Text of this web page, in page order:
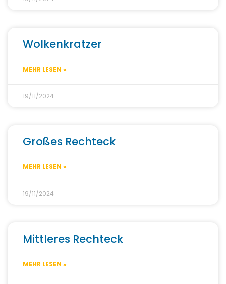
Wolkenkratzer
MEHR LESEN »
19/11/2024
Großes Rechteck
MEHR LESEN »
19/11/2024
Mittleres Rechteck
MEHR LESEN »